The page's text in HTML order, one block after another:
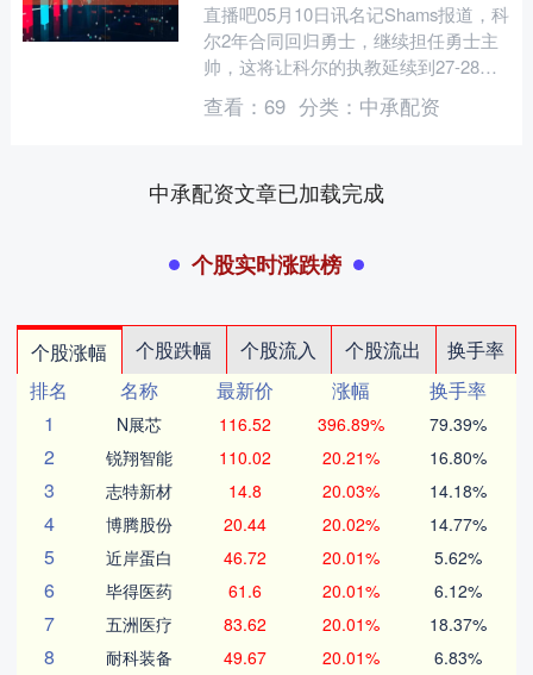
直播吧05月10日讯名记Shams报道，科
尔2年合同回归勇士，继续担任勇士主
帅，这将让科尔的执教延续到27-28赛
季结束。 Shams报道，经过持续3周的
深入磋....
查看： 69 分类： 中承配资
中承配资文章已加载完成
个股实时涨跌榜
个股涨幅 个股跌幅 个股流入 个股流出
换手率
排名
名称 最新价 涨幅
换手率
1
N展芯 116.52 396.89% 79.39%
2 锐翔智能 110.02 20.21% 16.80%
3 志特新材 14.8 20.03% 14.18%
4 博腾股份 20.44 20.02% 14.77%
5 近岸蛋白 46.72 20.01% 5.62%
6 毕得医药 61.6 20.01% 6.12%
7 五洲医疗 83.62 20.01% 18.37%
8 耐科装备 49.67 20.01% 6.83%